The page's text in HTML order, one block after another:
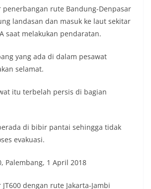
penerbangan rute Bandung-Denpasar
landasan dan masuk ke laut sekitar
saat melakukan pendaratan.
yang ada di dalam pesawat
selamat.
itu terbelah persis di bagian
di bibir pantai sehingga tidak
evakuasi.
Palembang, 1 April 2018
dengan rute Jakarta-Jambi